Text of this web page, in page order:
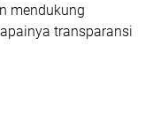
mendukung
transparansi